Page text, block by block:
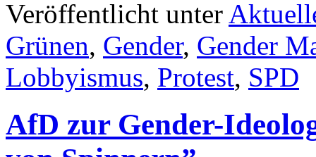
Veröffentlicht unter
Grünen, Gender, Gender
Lobbyismus, Protest, SPD
AfD zur Gender-